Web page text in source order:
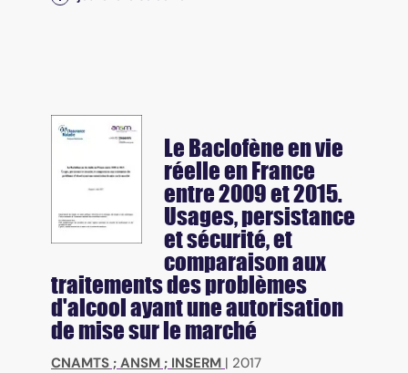
Le Baclofène en vie
réelle en France
entre 2009 et 2015.
Usages, persistance
et sécurité, et
comparaison aux
traitements des problèmes
d'alcool ayant une autorisation
de mise sur le marché
CNAMTS ; ANSM ; INSERM | 2017